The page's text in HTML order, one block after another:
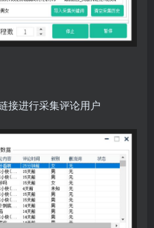
接进行采集评论用户